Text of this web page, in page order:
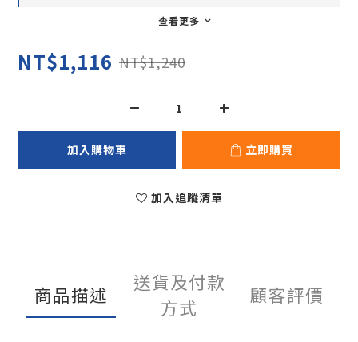
查看更多
NT$1,116 NT$1,240
加入購物車 立即購買
加入追蹤清單
商品描述
送貨及付款
方式
顧客評價